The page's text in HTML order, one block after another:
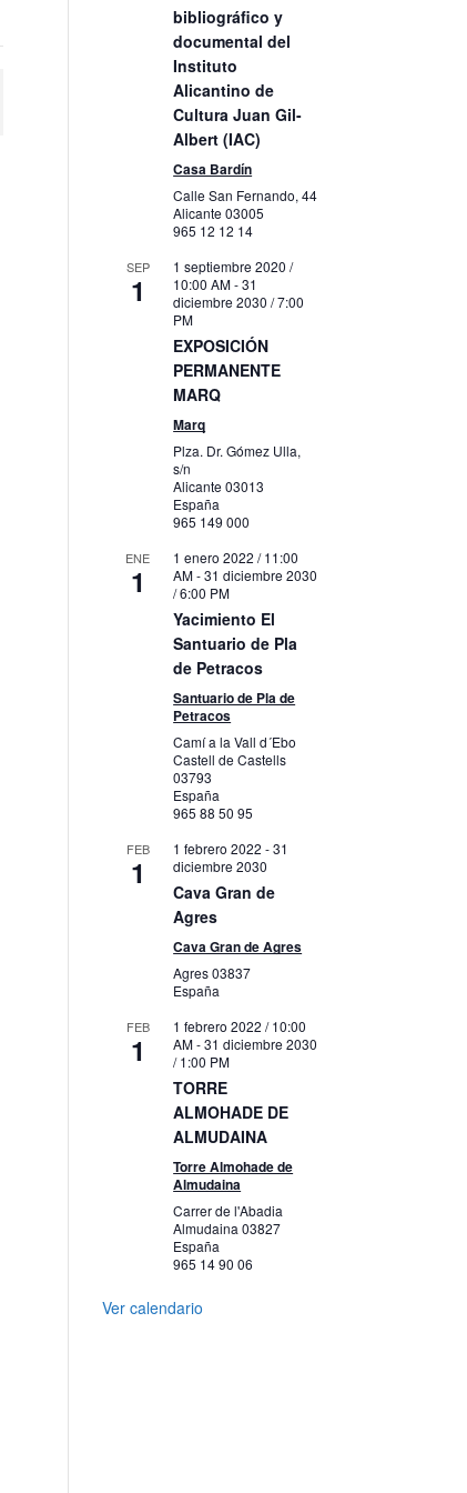
bibliográfico y
documental del
Instituto
Alicantino de
Cultura Juan Gil-
Albert (IAC)
Casa Bardín
Calle San Fernando, 44
Alicante03005
965 12 12 14
SEP
1
1 septiembre 2020 /
10:00 AM-31
diciembre 2030 / 7:00
PM
EXPOSICIÓN
PERMANENTE
MARQ
Marq
Plza. Dr. Gómez Ulla,
s/n
Alicante03013
España
965 149 000
ENE
1
1 enero 2022 / 11:00
AM-31 diciembre 2030
/ 6:00 PM
Yacimiento El
Santuario de Pla
de Petracos
Santuario de Pla de
Petracos
Camí a la Vall d´Ebo
Castell de Castells
03793
España
965 88 50 95
FEB
1
1 febrero 2022 -31
diciembre 2030
Cava Gran de
Agres
Cava Gran de Agres
Agres03837
España
FEB
1
1 febrero 2022 / 10:00
AM-31 diciembre 2030
/ 1:00 PM
TORRE
ALMOHADE DE
ALMUDAINA
Torre Almohade de
Almudaina
Carrer de l'Abadia
Almudaina03827
España
965 14 90 06
Ver calendario